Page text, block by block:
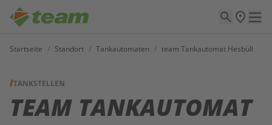
Startseite / Standort / Tankautomaten / team Tankautomat Hesbüll
TANKSTELLEN
TEAM TANKAUTOMAT